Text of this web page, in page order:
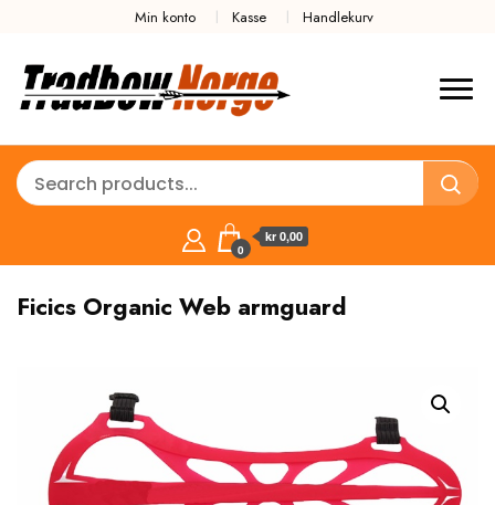
Min konto Kasse Handlekurv
0
kr 0,00
Ficics Organic Web armguard